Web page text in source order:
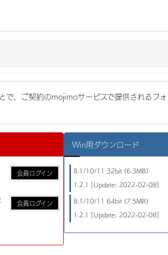
で、ご契約のmojimoサービスで提供されるフ
会員ログイン
会員ログイン
Win用ダウンロード
8.1/10/11 32bit (6.3MB)
1.2.1 [Update: 2022-02-08]
8.1/10/11 64bit (7.5MB)
1.2.1 [Update: 2022-02-08]